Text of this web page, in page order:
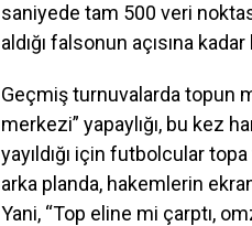
saniyede tam 500 veri
aldığı falsonun açısına
Geçmiş turnuvalarda topun
merkezi” yapaylığı, bu kez
yayıldığı için futbolcular
arka planda, hakemlerin
Yani, “Top eline mi çarptı,